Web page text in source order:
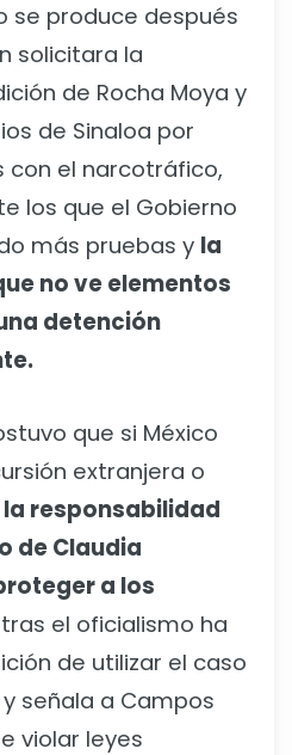
se produce después
solicitara la
de Rocha Moya y
de Sinaloa por
con el narcotráfico,
los que el Gobierno
más pruebas y la
no ve elementos
detención
que si México
extranjera o
la responsabilidad
de Claudia
a los
el oficialismo ha
de utilizar el caso
señala a Campos
violar leyes